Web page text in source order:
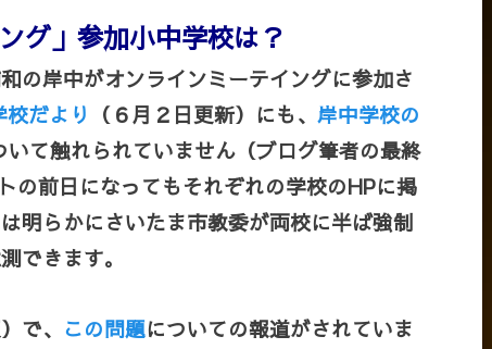
グ」参加小中学校は？
の岸中がオンラインミーテイングに参加さ
だより （６月２日更新）にも、 岸中学校の
て触れられていません（ブログ筆者の最終
前日になってもそれぞれの学校のHPに掲
明らかにさいたま市教委が両校に半ば強制
できます。
で、 この問題についての報道がされていま